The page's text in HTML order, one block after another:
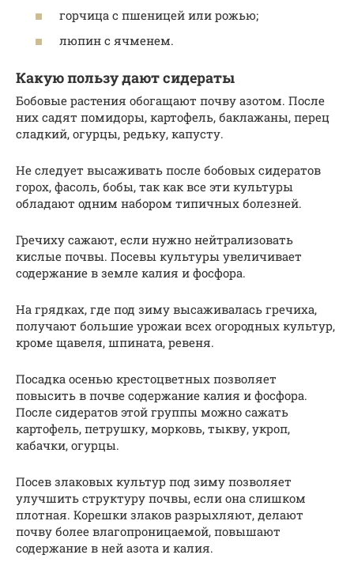
горчица с пшеницей или рожью;
люпин с ячменем.
Какую пользу дают сидераты
Бобовые растения обогащают почву азотом. После
них садят помидоры, картофель, баклажаны, перец
сладкий, огурцы, редьку, капусту.
Не следует высаживать после бобовых сидератов
горох, фасоль, бобы, так как все эти культуры
обладают одним набором типичных болезней.
Гречиху сажают, если нужно нейтрализовать
кислые почвы. Посевы культуры увеличивает
содержание в земле калия и фосфора.
На грядках, где под зиму высаживалась гречиха,
получают большие урожаи всех огородных культур,
кроме щавеля, шпината, ревеня.
Посадка осенью крестоцветных позволяет
повысить в почве содержание калия и фосфора.
После сидератов этой группы можно сажать
картофель, петрушку, морковь, тыкву, укроп,
кабачки, огурцы.
Посев злаковых культур под зиму позволяет
улучшить структуру почвы, если она слишком
плотная. Корешки злаков разрыхляют, делают
почву более влагопроницаемой, повышают
содержание в ней азота и калия.